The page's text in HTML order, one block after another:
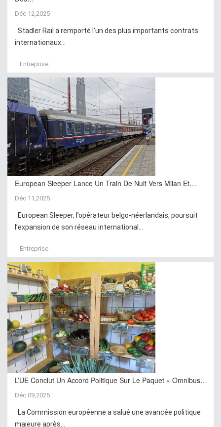
Déc 12,2025
Stadler Rail a remporté l’un des plus importants contrats
internationaux...
Entreprise
European Sleeper Lance Un Train De Nuit Vers Milan Et…
Déc 11,2025
European Sleeper, l’opérateur belgo-néerlandais, poursuit
l’expansion de son réseau international...
Entreprise
L’UE Conclut Un Accord Politique Sur Le Paquet « Omnibus…
Déc 09,2025
La Commission européenne a salué une avancée politique
majeure après...